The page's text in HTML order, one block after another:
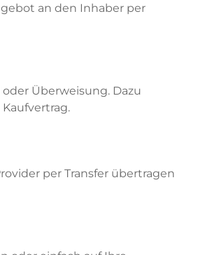
an den Inhaber per
Überweisung. Dazu
per Transfer übertragen